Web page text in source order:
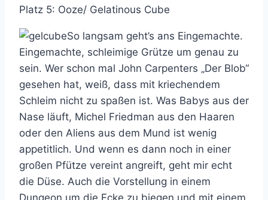
Platz 5: Ooze/ Gelatinous Cube
So langsam geht’s ans Eingemachte.
Eingemachte, schleimige Grütze um genau zu
sein. Wer schon mal John Carpenters „Der Blob“
gesehen hat, weiß, dass mit kriechendem
Schleim nicht zu spaßen ist. Was Babys aus der
Nase läuft, Michel Friedman aus den Haaren
oder den Aliens aus dem Mund ist wenig
appetitlich. Und wenn es dann noch in einer
großen Pfütze vereint angreift, geht mir echt
die Düse. Auch die Vorstellung in einem